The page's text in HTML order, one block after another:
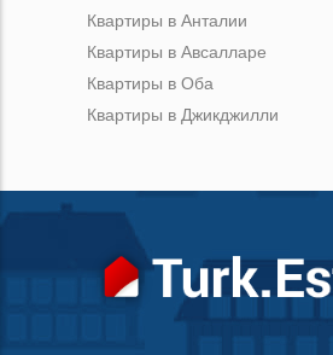
Квартиры в Анталии
Квартиры в Авсалларе
Квартиры в Оба
Квартиры в Джикджилли